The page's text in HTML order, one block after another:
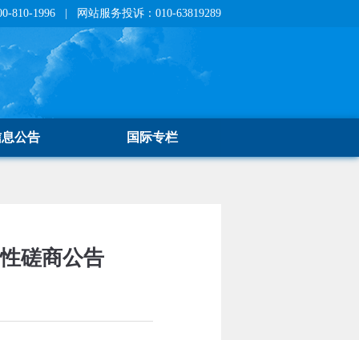
810-1996 | 网站服务投诉：010-63819289
公告 国际专栏
磋商公告